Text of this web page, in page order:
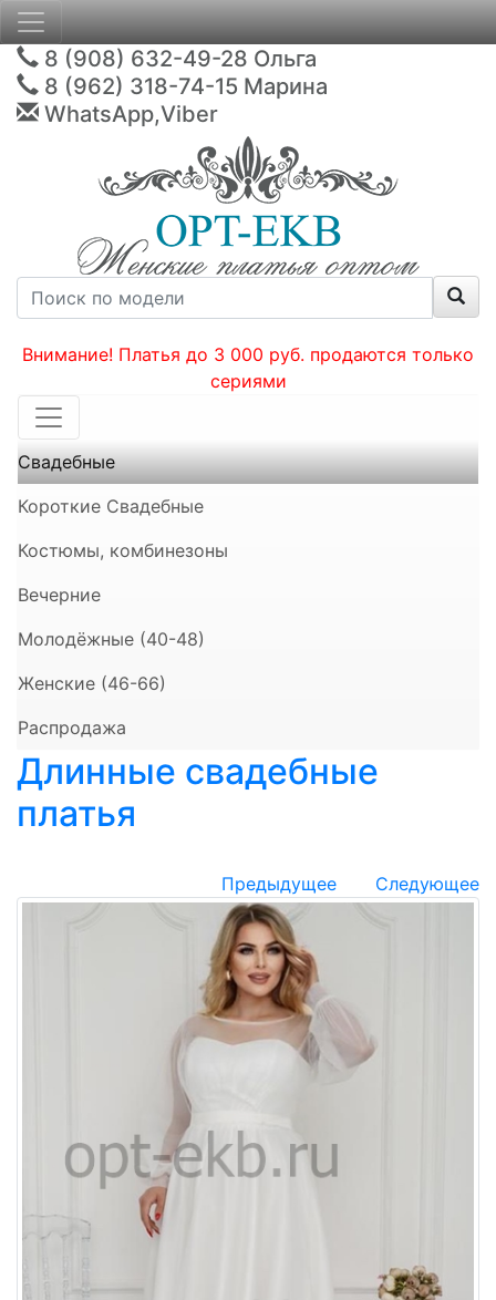
8 (908) 632-49-28 Ольга
8 (962) 318-74-15 Марина
WhatsApp,Viber
Внимание! Платья до 3 000 руб. продаются только
сериями
Свадебные
Короткие Свадебные
Костюмы, комбинезоны
Вечерние
Молодёжные (40-48)
Женские (46-66)
Распродажа
Длинные свадебные
платья
Предыдущее Следующее